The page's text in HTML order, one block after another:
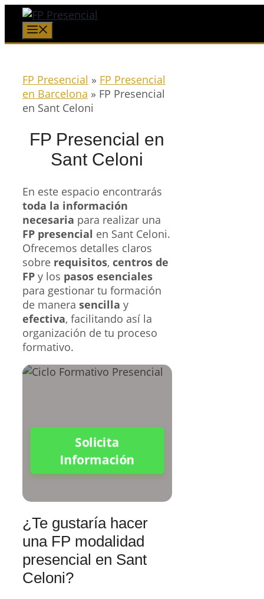
Saltar
contenido
FP Presencial » FP Presencial
en Barcelona » FP Presencial
en Sant Celoni
FP Presencial en
Sant Celoni
En este espacio encontrarás
toda la información
necesaria para realizar una
FP presencial en Sant Celoni.
Ofrecemos detalles claros
sobre requisitos, centros de
FP y los pasos esenciales
para gestionar tu formación
de manera sencilla y
efectiva, facilitando así la
organización de tu proceso
formativo.
Solicita
Información
¿Te gustaría hacer
una FP modalidad
presencial en Sant
Celoni?